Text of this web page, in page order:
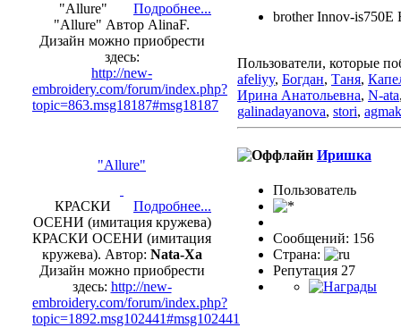
Подробнее...
"Allure"
"Allure" Автор AlinaF.
Дизайн можно приобрести
здесь:
http://new-
embroidery.com/forum/index.php?
topic=863.msg18187#msg18187
"Allure"
Подробнее...
КРАСКИ
ОСЕНИ (имитация кружева)
КРАСКИ ОСЕНИ (имитация
кружева). Автор: Nata-Xa
Дизайн можно приобрести
здесь: http://new-
embroidery.com/forum/index.php?
topic=1892.msg102441#msg102441
brother Innov-is750E
Пользователи, которые
afeliyy, Богдан, Таня,
Ирина Анатольевна, N-ata
galinadayanova, stori, agmak
Иришка
Пользовaтeль
Сообщений: 156
Страна:
Репутация 27